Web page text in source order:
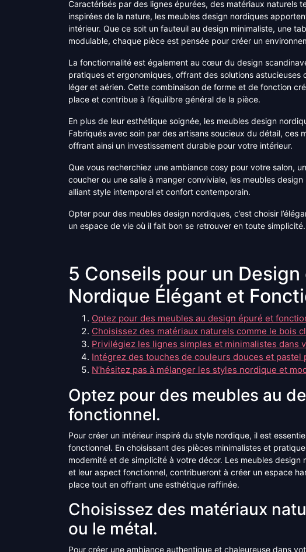
Caractérisés par des lignes épurées, des matériaux naturels
inspirées de la nature, les meubles design nordiques
intérieur. Que ce soit un fauteuil au design minimaliste, une
modulable, chaque pièce est pensée pour créer un
La fonctionnalité est également au cœur du design
pratiques et ergonomiques, offrant des solutions
léger et aérien. Cette combinaison de forme et de fonction
place et contribue à l’équilibre général de la pièce.
En plus de leur esthétique soignée, les meubles design
Fabriqués avec soin par des artisans soucieux du détail, ces
offrant ainsi un investissement durable pour votre intérieur.
Que vous recherchiez une ambiance cosy pour votre salon,
coucher ou une salle à manger conviviale, les meubles
alliant style intemporel et confort contemporain.
Opter pour des meubles design nordiques, c’est choisir
un espace de vie où il fait bon se retrouver en toute simplicité.
5 Conseils pour un
Nordique Élégant et
Optez pour des meubles au design épuré et
Choisissez des matériaux naturels comme le bois
Privilégiez les lignes simples et minimalistes dans
Intégrez des touches de couleurs douces et
N’hésitez pas à mélanger les styles nordique et
Optez pour des meubles au
fonctionnel.
Pour créer un intérieur inspiré du style nordique, il est
fonctionnel. En choisissant des pièces minimalistes et
modernité et de simplicité à votre décor. Les meubles
et leur aspect fonctionnel, contribueront à créer un espace
place tout en offrant une esthétique raffinée.
Choisissez des matériaux
ou le métal.
Pour créer une ambiance authentique et chaleureuse dans